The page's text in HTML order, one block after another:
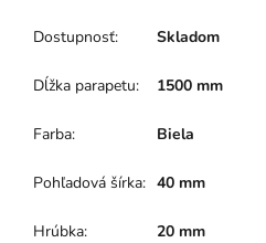
Dostupnosť: Skladom
Dĺžka parapetu: 1500 mm
Farba: Biela
Pohľadová šírka: 40 mm
Hrúbka: 20 mm